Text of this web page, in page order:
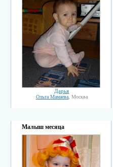
Дарья
Ольга Мамаева , Москва
Малыш месяца